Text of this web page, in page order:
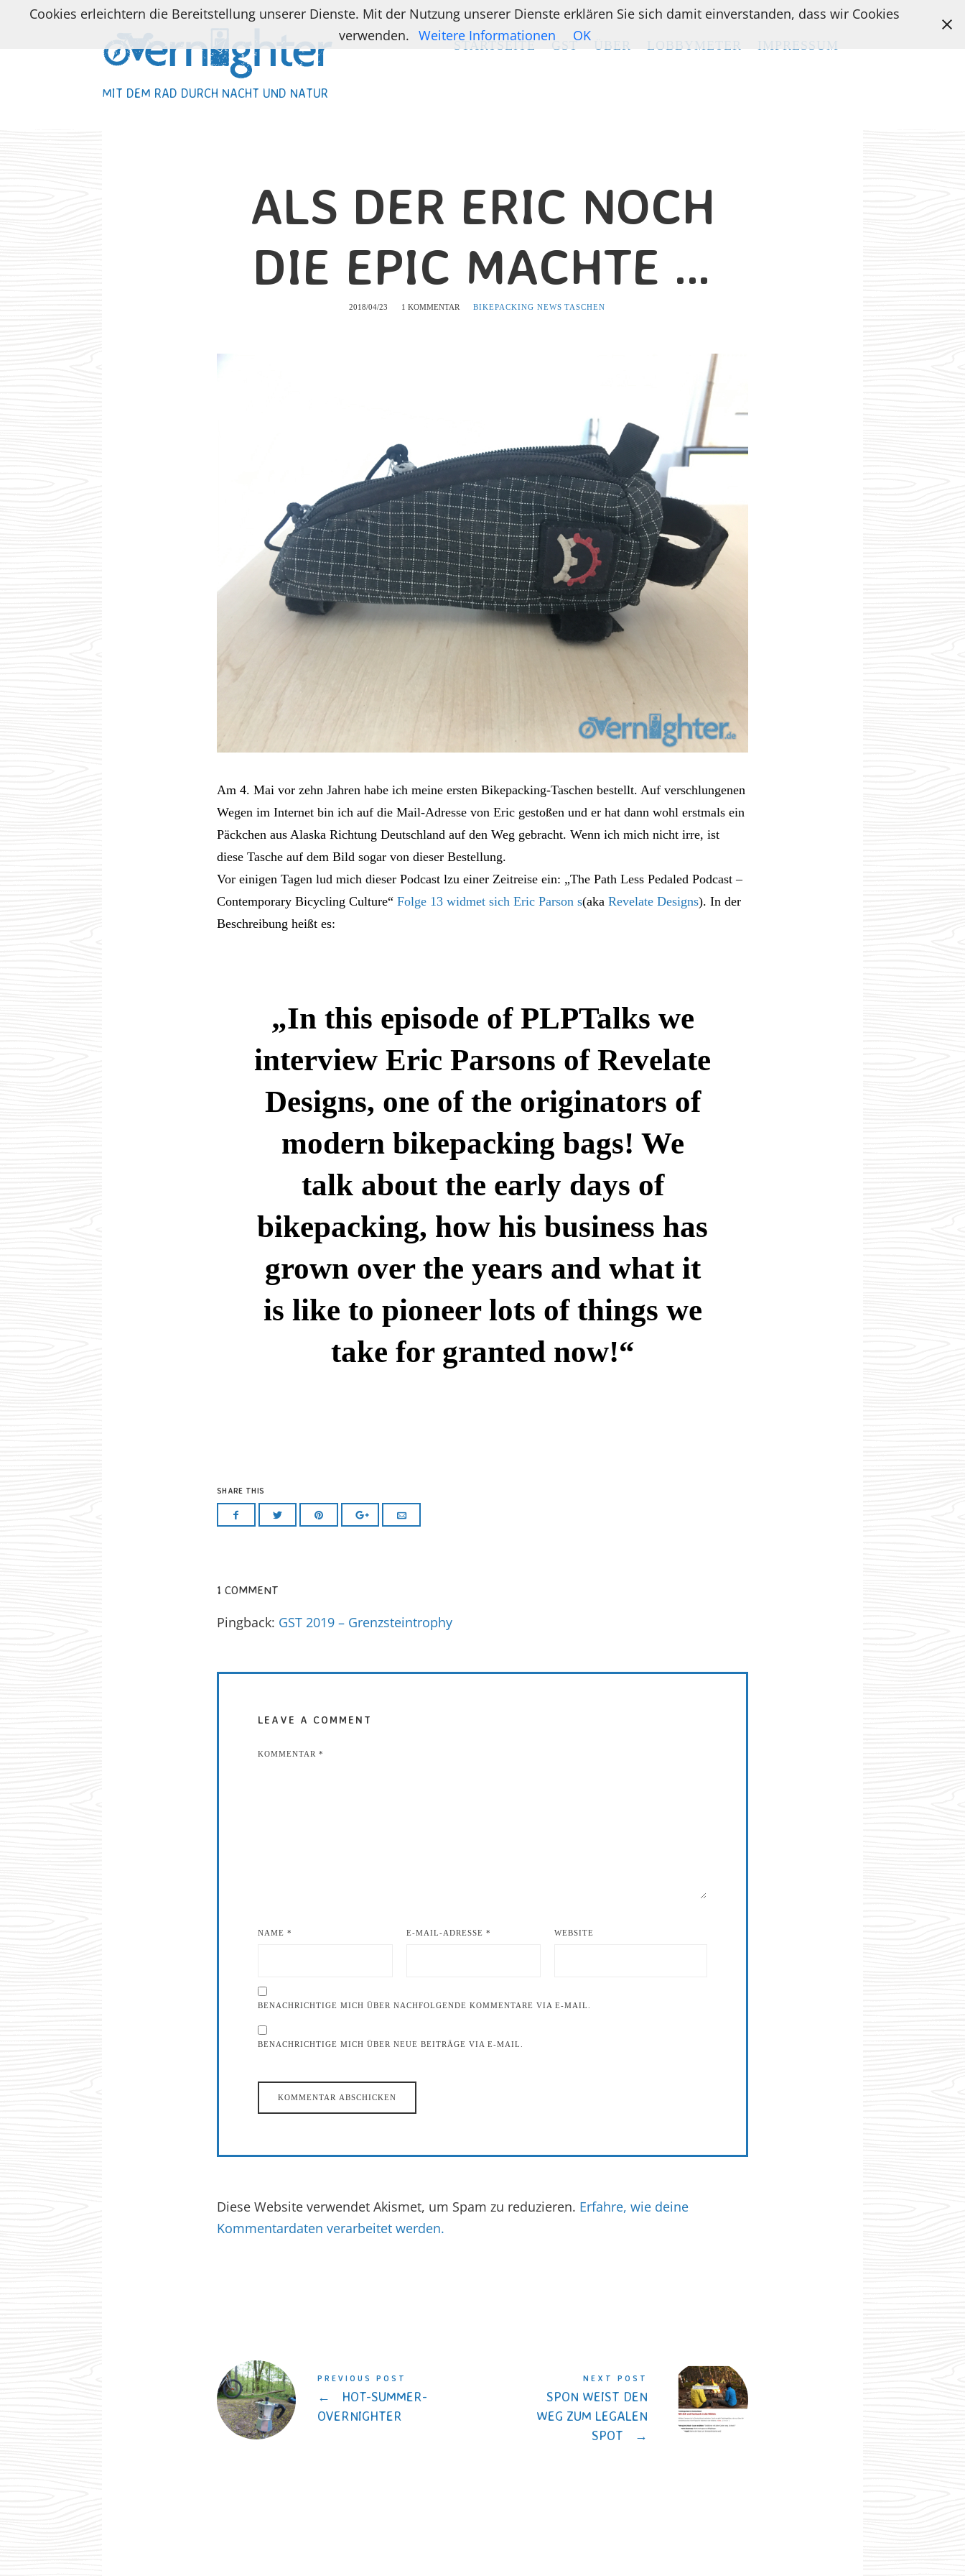
STARTSEITE GST ÜBER LOBBYMETER IMPRESSUM
MIT DEM RAD DURCH NACHT UND NATUR
STARTSEITE GST ÜBER LOBBYMETER IMPRESSUM
MIT DEM RAD DURCH NACHT UND NATUR
ALS DER ERIC NOCH
DIE EPIC MACHTE …
2018/04/23 1 KOMMENTAR BIKEPACKING NEWS TASCHEN
Am 4. Mai vor zehn Jahren habe ich meine ersten Bikepacking-Taschen bestellt. Auf verschlungenen
Wegen im Internet bin ich auf die Mail-Adresse von Eric gestoßen und er hat dann wohl erstmals ein
Päckchen aus Alaska Richtung Deutschland auf den Weg gebracht. Wenn ich mich nicht irre, ist
diese Tasche auf dem Bild sogar von dieser Bestellung.
Vor einigen Tagen lud mich dieser Podcast lzu einer Zeitreise ein: „The Path Less Pedaled Podcast –
Contemporary Bicycling Culture“ Folge 13 widmet sich Eric Parson s(aka Revelate Designs). In der
Beschreibung heißt es:
„In this episode of PLPTalks we
interview Eric Parsons of Revelate
Designs, one of the originators of
modern bikepacking bags! We
talk about the early days of
bikepacking, how his business has
grown over the years and what it
is like to pioneer lots of things we
take for granted now!“
SHARE THIS
1 COMMENT
Pingback: GST 2019 – Grenzsteintrophy
LEAVE A COMMENT
KOMMENTAR *
NAME * E-MAIL-ADRESSE * WEBSITE
BENACHRICHTIGE MICH ÜBER NACHFOLGENDE KOMMENTARE VIA E-MAIL.
BENACHRICHTIGE MICH ÜBER NEUE BEITRÄGE VIA E-MAIL.
Diese Website verwendet Akismet, um Spam zu reduzieren. Erfahre, wie deine
Kommentardaten verarbeitet werden.
PREVIOUS POST
←
HOT-SUMMER-
OVERNIGHTER
NEXT POST
SPON WEIST DEN
WEG ZUM LEGALEN
SPOT
→
Cookies erleichtern die Bereitstellung unserer Dienste. Mit der Nutzung unserer Dienste erklären Sie sich damit einverstanden, dass wir Cookies
verwenden. Weitere Informationen OK